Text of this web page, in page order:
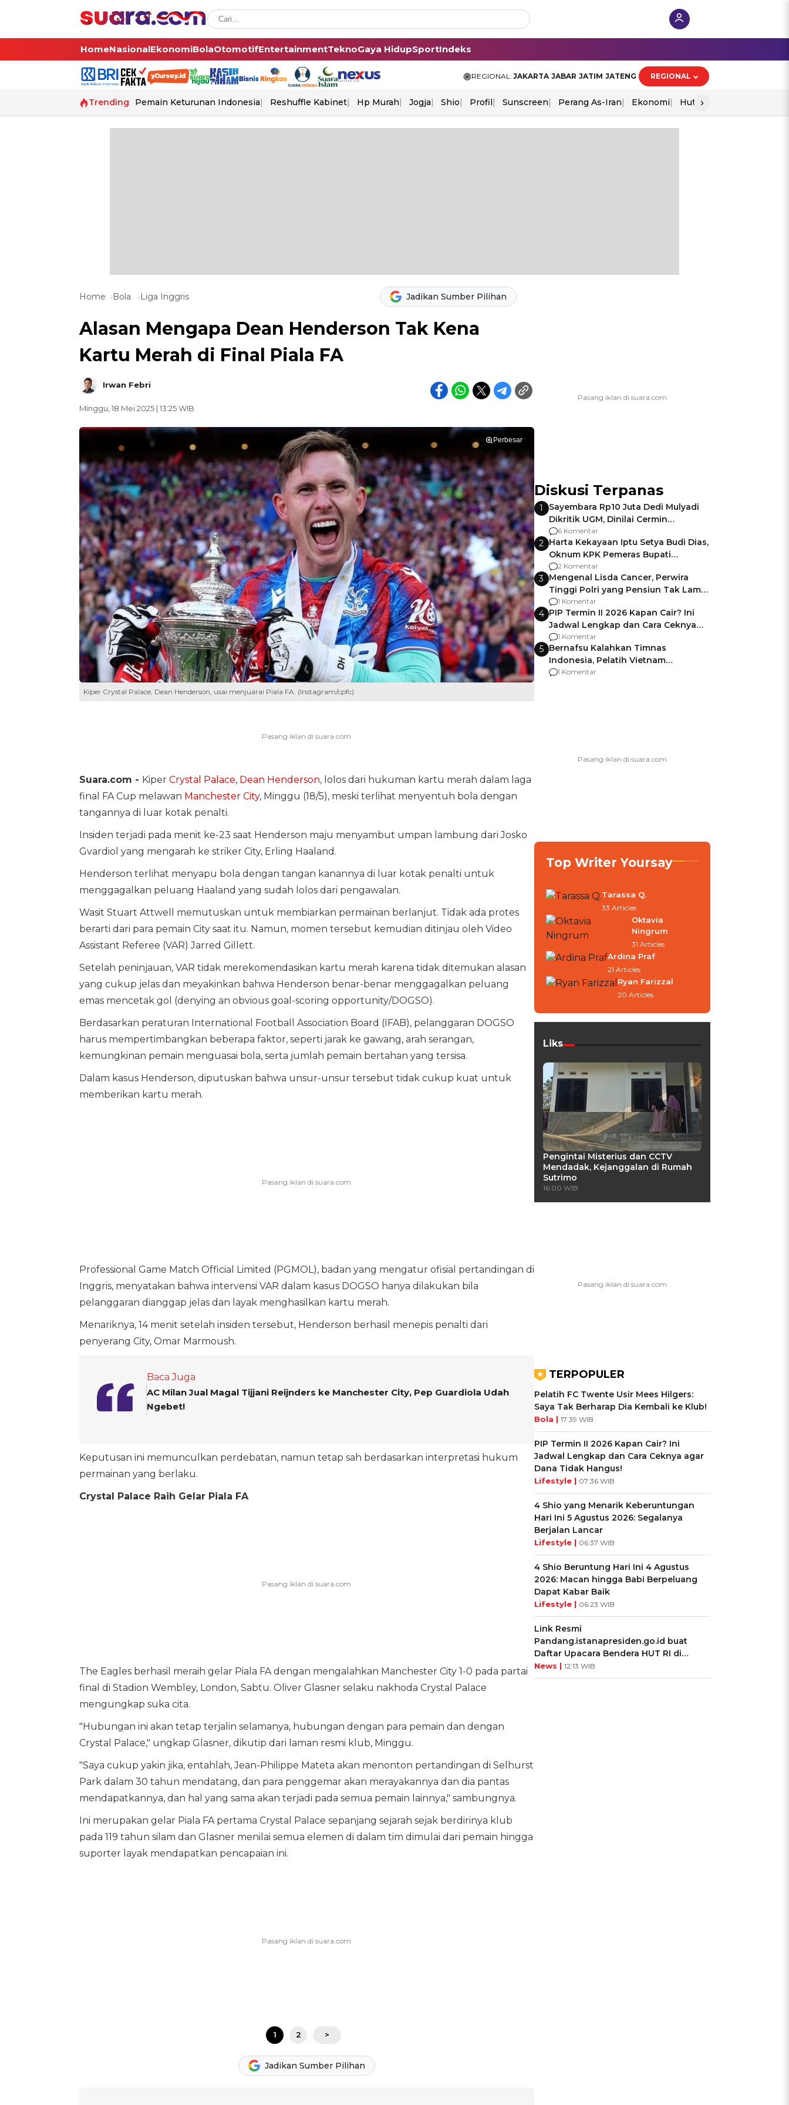
HomeNasionalEkonomiBolaOtomotifEntertainmentTeknoGaya HidupSportIndeks
REGIONAL: JAKARTA JABAR JATIM JATENG REGIONAL
Trending Pemain Keturunan Indonesia Reshuffle Kabinet Hp Murah Jogja Shio Profil Sunscreen Perang As-Iran Ekonomi Hut Ri
›
Home Bola Liga Inggris Jadikan Sumber Pilihan
Alasan Mengapa Dean Henderson Tak Kena
Kartu Merah di Final Piala FA
Irwan Febri
Minggu, 18 Mei 2025 | 13:25 WIB
Perbesar
Kiper Crystal Palace, Dean Henderson, usai menjuarai Piala FA. (Instagram/cpfc)
Suara.com - Kiper Crystal Palace, Dean Henderson, lolos dari hukuman kartu merah dalam laga
final FA Cup melawan Manchester City, Minggu (18/5), meski terlihat menyentuh bola dengan
tangannya di luar kotak penalti.
Insiden terjadi pada menit ke-23 saat Henderson maju menyambut umpan lambung dari Josko
Gvardiol yang mengarah ke striker City, Erling Haaland.
Henderson terlihat menyapu bola dengan tangan kanannya di luar kotak penalti untuk
menggagalkan peluang Haaland yang sudah lolos dari pengawalan.
Wasit Stuart Attwell memutuskan untuk membiarkan permainan berlanjut. Tidak ada protes
berarti dari para pemain City saat itu. Namun, momen tersebut kemudian ditinjau oleh Video
Assistant Referee (VAR) Jarred Gillett.
Setelah peninjauan, VAR tidak merekomendasikan kartu merah karena tidak ditemukan alasan
yang cukup jelas dan meyakinkan bahwa Henderson benar-benar menggagalkan peluang
emas mencetak gol (denying an obvious goal-scoring opportunity/DOGSO).
Berdasarkan peraturan International Football Association Board (IFAB), pelanggaran DOGSO
harus mempertimbangkan beberapa faktor, seperti jarak ke gawang, arah serangan,
kemungkinan pemain menguasai bola, serta jumlah pemain bertahan yang tersisa.
Dalam kasus Henderson, diputuskan bahwa unsur-unsur tersebut tidak cukup kuat untuk
memberikan kartu merah.
Professional Game Match Official Limited (PGMOL), badan yang mengatur ofisial pertandingan di
Inggris, menyatakan bahwa intervensi VAR dalam kasus DOGSO hanya dilakukan bila
pelanggaran dianggap jelas dan layak menghasilkan kartu merah.
Menariknya, 14 menit setelah insiden tersebut, Henderson berhasil menepis penalti dari
penyerang City, Omar Marmoush.
Baca Juga
AC Milan Jual Magal Tijjani Reijnders ke Manchester City, Pep Guardiola Udah
Ngebet!
Keputusan ini memunculkan perdebatan, namun tetap sah berdasarkan interpretasi hukum
permainan yang berlaku.
Crystal Palace Raih Gelar Piala FA
The Eagles berhasil meraih gelar Piala FA dengan mengalahkan Manchester City 1-0 pada partai
final di Stadion Wembley, London, Sabtu. Oliver Glasner selaku nakhoda Crystal Palace
mengungkap suka cita.
"Hubungan ini akan tetap terjalin selamanya, hubungan dengan para pemain dan dengan
Crystal Palace," ungkap Glasner, dikutip dari laman resmi klub, Minggu.
"Saya cukup yakin jika, entahlah, Jean-Philippe Mateta akan menonton pertandingan di Selhurst
Park dalam 30 tahun mendatang, dan para penggemar akan merayakannya dan dia pantas
mendapatkannya, dan hal yang sama akan terjadi pada semua pemain lainnya," sambungnya.
Ini merupakan gelar Piala FA pertama Crystal Palace sepanjang sejarah sejak berdirinya klub
pada 119 tahun silam dan Glasner menilai semua elemen di dalam tim dimulai dari pemain hingga
suporter layak mendapatkan pencapaian ini.
1 2 >
Jadikan Sumber Pilihan
Diskusi Terpanas
1
Sayembara Rp10 Juta Dedi Mulyadi
Dikritik UGM, Dinilai Cermin
Gagalnya Negara Jamin Keamanan
6 Komentar
2 Harta Kekayaan Iptu Setya Budi Dias,
Oknum KPK Pemeras Bupati
Pemalang
2 Komentar
3 Mengenal Lisda Cancer, Perwira
Tinggi Polri yang Pensiun Tak Lama
Usai Jadi Brigjen
1 Komentar
4 PIP Termin II 2026 Kapan Cair? Ini
Jadwal Lengkap dan Cara Ceknya
agar Dana Tidak Hangus!
1 Komentar
5 Bernafsu Kalahkan Timnas
Indonesia, Pelatih Vietnam
Berencana Pakai Jimat di Pakansari
1 Komentar
Top Writer Yoursay
Tarassa Q.
33 Articles
Oktavia
Ningrum
31 Articles
Ardina Praf
21 Articles
Ryan Farizzal
20 Articles
Liks
Pengintai Misterius dan CCTV
Mendadak, Kejanggalan di Rumah
Sutrimo
16:00 WIB
TERPOPULER
Pelatih FC Twente Usir Mees Hilgers:
Saya Tak Berharap Dia Kembali ke Klub!
Bola | 17:39 WIB
PIP Termin II 2026 Kapan Cair? Ini
Jadwal Lengkap dan Cara Ceknya agar
Dana Tidak Hangus!
Lifestyle | 07:36 WIB
4 Shio yang Menarik Keberuntungan
Hari Ini 5 Agustus 2026: Segalanya
Berjalan Lancar
Lifestyle | 06:37 WIB
4 Shio Beruntung Hari Ini 4 Agustus
2026: Macan hingga Babi Berpeluang
Dapat Kabar Baik
Lifestyle | 06:23 WIB
Link Resmi
Pandang.istanapresiden.go.id buat
Daftar Upacara Bendera HUT RI di
Istana Negara
News | 12:13 WIB